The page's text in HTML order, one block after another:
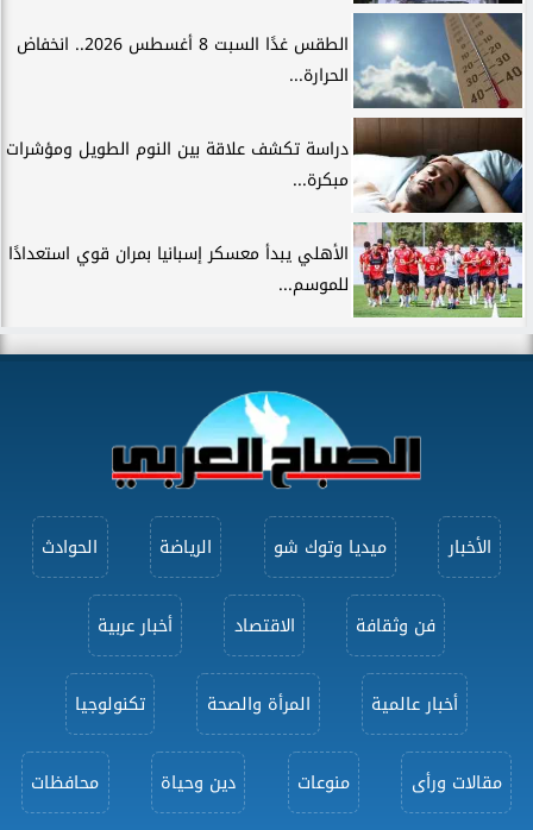
الطقس غدًا السبت 8 أغسطس 2026.. انخفاض
الحرارة...
دراسة تكشف علاقة بين النوم الطويل ومؤشرات
مبكرة...
الأهلي يبدأ معسكر إسبانيا بمران قوي استعدادًا
للموسم...
الأخبار ميديا وتوك شو الرياضة الحوادث
فن وثقافة الاقتصاد أخبار عربية
أخبار عالمية المرأة والصحة تكنولوجيا
مقالات ورأى منوعات دين وحياة محافظات